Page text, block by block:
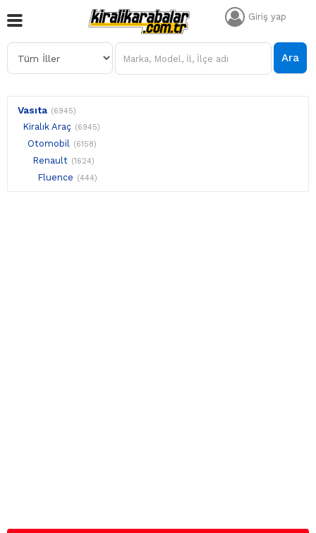
Giriş yap
Ara
Vasıta (6945)
Kiralık Araç (6945)
Otomobil (6158)
Renault (1624)
Fluence (444)